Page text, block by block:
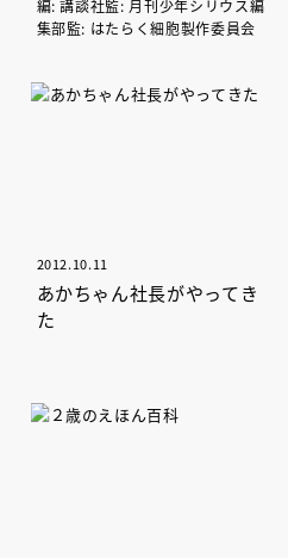
編: 講談社監: 月刊少年シリウス編
集部監: はたらく細胞製作委員会
2012.10.11
あかちゃん社長がやってき
た